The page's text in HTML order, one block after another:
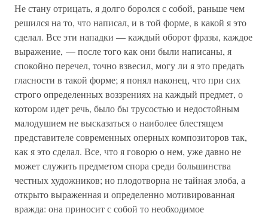
Не стану отрицать, я долго боролся с собой, раньше чем
решился на то, что написал, и в той форме, в какой я это
сделал. Все эти нападки — каждый оборот фразы, каждое
выражение, — после того как они были написаны, я
спокойно перечел, точно взвесил, могу ли я это предать
гласности в такой форме; я понял наконец, что при сих
строго определенных воззрениях на каждый предмет, о
котором идет речь, было бы трусостью и недостойным
малодушием не высказаться о наиболее блестящем
представителе современных оперных композиторов так,
как я это сделал. Все, что я говорю о нем, уже давно не
может служить предметом спора среди большинства
честных художников; но плодотворна не тайная злоба, а
открыто выраженная и определенно мотивированная
вражда: она приносит с собой то необходимое